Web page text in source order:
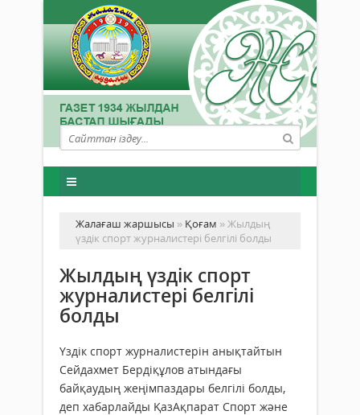
Жалағаш жаршысы » Қоғам » Жылдың
үздік спорт журналистері белгілі болды
Жылдың үздік спорт
журналистері белгілі
болды
Үздік спорт журналистерін анықтайтын
Сейдахмет Бердіқұлов атындағы
байқаудың жеңімпаздары белгілі болды,
деп хабарлайды ҚазАқпарат Спорт және